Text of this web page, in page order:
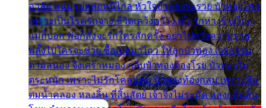
อาลัย หนุ่มรูปหล่อหนีไกล หัวใจบัวทองระรวย บัวทองโศก
เพราะเป็นโรครักจาง ชีวิตเคว้งคว้าง เมื่อรักห่างร้างไกล
แม่ก็บอก พ่อก็สั่งจะรักใครสักครั้ง อย่าไปหวังความรวย
พลั้งไปใครจะช่วย ซื้อเปลมาไกว ให้ลูกบัวทอง เวรกรรม
ตามสนอง จึงเศร้าหมอง กลีบบัวทองต้องโรย บัวทองไม่
ตระหนัก เพราะไม่รักโคลนตม บัวทองท้องกลม เพราะลืม
ตมน้ำคลอง หลงลิ้น ที่สิ้นสัตย์ เจ้าจึงไม่ระมัด หลงกลิ่นลิ้น